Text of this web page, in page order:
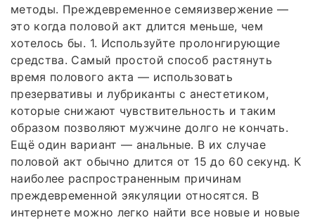
методы. Преждевременное семяизвержение —
это когда половой акт длится меньше, чем
хотелось бы. 1. Используйте пролонгирующие
средства. Самый простой способ растянуть
время полового акта — использовать
презервативы и лубриканты с анестетиком,
которые снижают чувствительность и таким
образом позволяют мужчине долго не кончать.
Ещё один вариант — анальные. В их случае
половой акт обычно длится от 15 до 60 секунд. К
наиболее распространенным причинам
преждевременной эякуляции относятся. В
интернете можно легко найти все новые и новые